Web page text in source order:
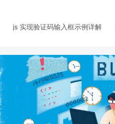
js 实现验证码输入框示例详解